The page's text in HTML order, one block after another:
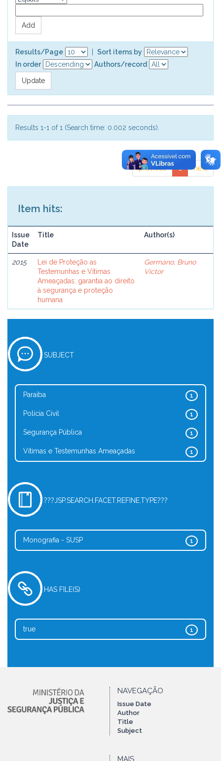
Results/Page
Sort items by
In order
Authors/record
Results 1-1 of 1 (Search time: 0.002 seconds).
previous 1 next
Item hits:
Issue
Date
Title Author(s)
2015
Lei de Proteção as
Testemunhas e Vítimas
Ameaçadas: garantia ao direito
à segurança e proteção
humana
Germano, Bruno
Victor
SUBJECT
1
Paraíba
1
Polícia Civil
1
Segurança Pública
1
Vítimas e Testemunhas Ameaçadas
???JSP.SEARCH.FACET.REFINE.TYPE???
1
Monografia - SUSP
HAS FILE(S)
1
true
NAVEGAÇÃO
Issue Date
Author
Title
Subject
MAIS